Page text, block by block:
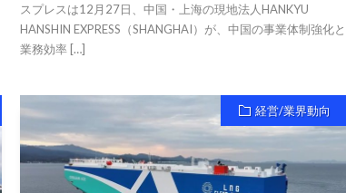
スプレスは12月27日、中国・上海の現地法人HANKYU
HANSHIN EXPRESS（SHANGHAI）が、中国の事業体制強化と
業務効率 […]
経営/業界動向